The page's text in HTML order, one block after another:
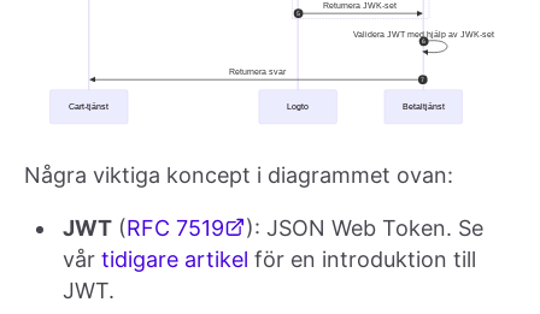
Några viktiga koncept i diagrammet ovan:
JWT (RFC 7519
): JSON Web Token. Se
vår tidigare artikel för en introduktion till
JWT.